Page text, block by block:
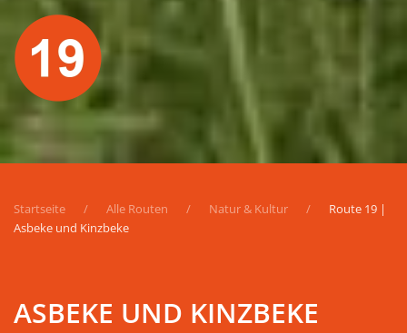
Startseite Alle Routen Natur & Kultur
Route 19 |
Asbeke und Kinzbeke
ASBEKE UND KINZBEKE